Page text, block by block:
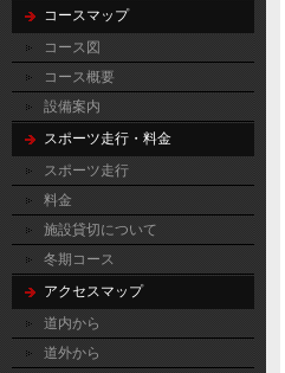
コースマップ
コース図
コース概要
設備案内
スポーツ走行・料金
スポーツ走行
料金
施設貸切について
冬期コース
アクセスマップ
道内から
道外から